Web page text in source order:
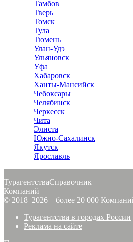
Тамбов
Тверь
Томск
Тула
Тюмень
Улан-Удэ
Ульяновск
Уфа
Хабаровск
Ханты-Мансийск
Чебоксары
Челябинск
Черкесск
Чита
Элиста
Южно-Сахалинск
Якутск
Ярославль
ТурагентстваСправочник
Компаний
© 2018–2026 – более 20 000
Турагентства в городах России
Реклама на сайте